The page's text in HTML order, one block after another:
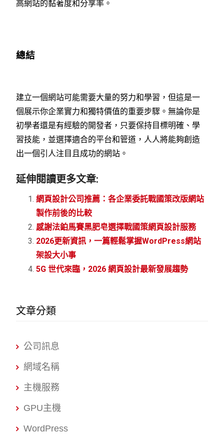
高網站的黏著度和分享率。
總結
建立一個網站可能需要大量的努力和學習，但這是一
個展示你企業實力和獨特價值的重要步驟。無論你是
初學者還是有經驗的開發者，只要保持目標明確、學
習技能，並選擇適合的平台和管道，人人將能夠創造
出一個引人注目且成功的網站。
延伸閱讀更多文章:
網頁設計公司推薦：各企業委託戰國策改版網站
製作前後的比較
感謝法鉑馬賽黑肥皂選擇戰國策網頁設計服務
2026更新資訊，一篇輕鬆掌握WordPress網站
架設大小事
5G 世代來臨，2026 網頁設計最新發展趨勢
文章分類
公司訊息
網域名稱
主機服務
GPU主機
WordPress